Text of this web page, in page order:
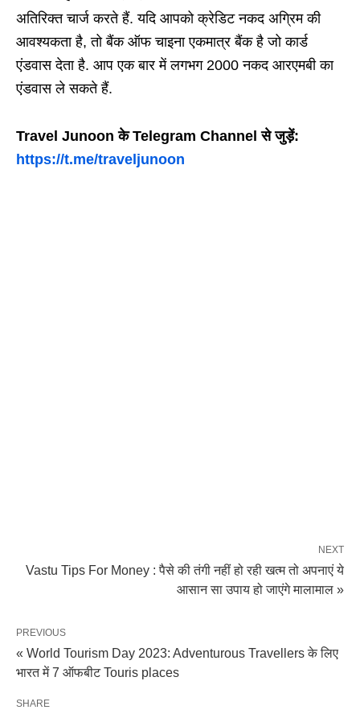
अतिरिक्त चार्ज करते हैं. यदि आपको क्रेडिट नकद अग्रिम की
आवश्यकता है, तो बैंक ऑफ चाइना एकमात्र बैंक है जो कार्ड
एंडवास देता है. आप एक बार में लगभग 2000 नकद आरएमबी का
एंडवास ले सकते हैं.
Travel Junoon के Telegram Channel से जुड़ें:
https://t.me/traveljunoon
NEXT
Vastu Tips For Money : पैसे की तंगी नहीं हो रही खत्म तो अपनाएं ये
आसान सा उपाय हो जाएंगे मालामाल »
PREVIOUS
« World Tourism Day 2023: Adventurous Travellers के लिए
भारत में 7 ऑफबीट Touris places
SHARE